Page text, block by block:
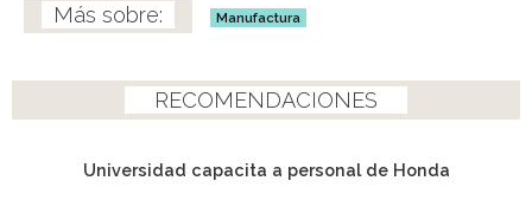
Manufactura
RECOMENDACIONES
Universidad capacita a personal de Honda